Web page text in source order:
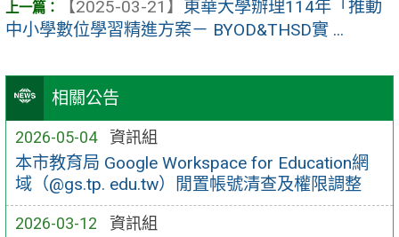
相關公告
2026-05-04 資訊組
本市教育局 Google Workspace for Education網
域（@gs.tp. edu.tw）閒置帳號清查及權限調整
2026-03-12 資訊組
【2025-03-21】 東華大學辦理114年「推動
中小學數位學習精進方案－ BYOD&THSD實 ...